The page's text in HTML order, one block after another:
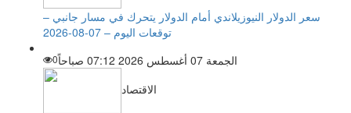
سعر الدولار النيوزيلاندي أمام الدولار يتحرك في مسار جانبي –
توقعات اليوم – 07-08-2026
الجمعة 07 أغسطس 2026 07:12 صباحاً
0
الاقتصاد